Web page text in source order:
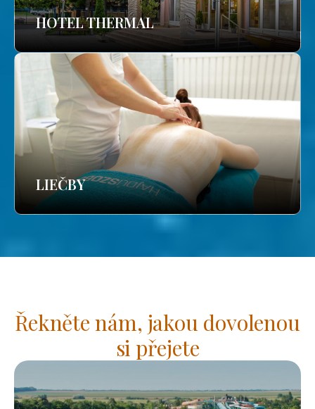
HOTEL THERMAL
LIEČBY
Řekněte nám, jakou dovolenou
si přejete